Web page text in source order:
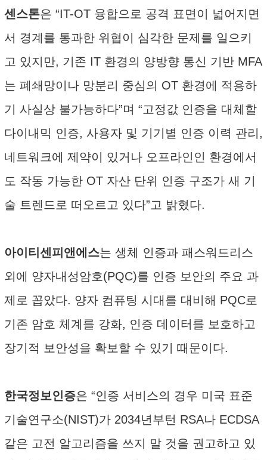
센스톤은 “IT-OT 융합으로 공격 표면이 넓어지면
서 경계를 통과한 위협이 심각한 문제를 일으키
고 있지만, 기존 IT 환경의 양방향 통신 기반 MFA
는 폐쇄망이나 망분리 중심의 OT 환경에 적용하
기 사실상 불가능하다”며 “고정값 인증을 대체할
다이내믹 인증, 사용자 및 기기별 인증 이력 관리,
네트워크에 제약이 있거나 오프라인인 환경에서
도 작동 가능한 OT 자산 단위 인증 구조가 새 기
술 트렌드로 떠오르고 있다”고 밝혔다.
아이티센피앤에스는 생체 인증과 패스워드리스
외에 양자내성암호(PQC)를 인증 보안의 주요 과
제로 꼽았다. 양자 컴퓨팅 시대를 대비해 PQC로
기존 암호 체계를 강화, 인증 데이터를 보호하고
장기적 보안성을 확보할 수 있기 때문이다.
한국정보인증은 “인증 서비스의 경우 미국 표준
기술연구소(NIST)가 2034년부턴 RSA나 ECDSA
같은 고전 알고리즘을 쓰지 말 것을 권고하고 있